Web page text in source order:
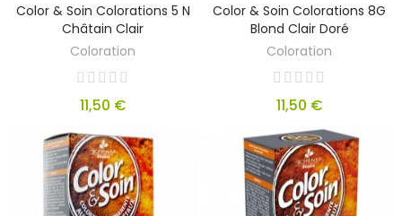
Color & Soin Colorations 5 N
Châtain Clair
Coloration
11,50 €
Color & Soin Colorations 8G
Blond Clair Doré
Coloration
11,50 €